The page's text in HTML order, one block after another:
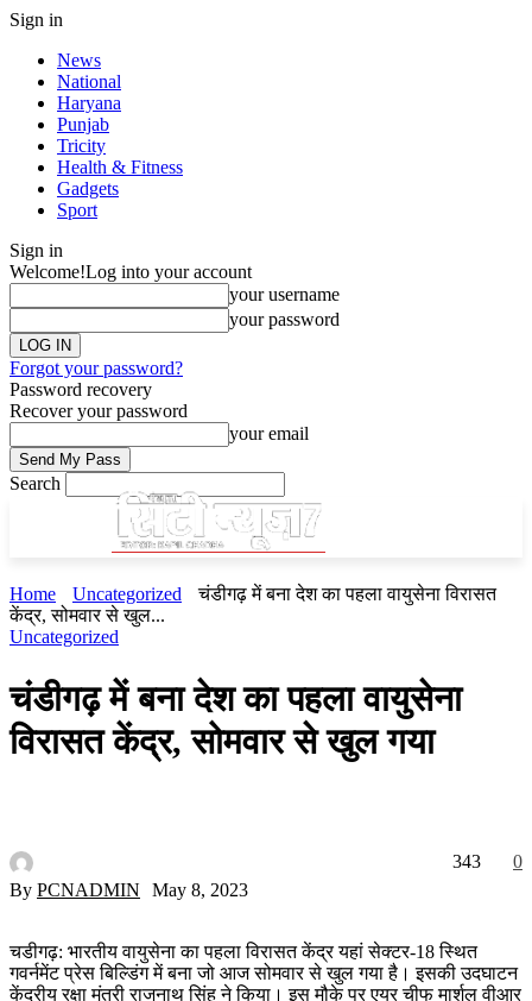
Sign in
News
National
Haryana
Punjab
Tricity
Health & Fitness
Gadgets
Sport
Sign in
Welcome!Log into your account
your username
your password
Forgot your password?
Password recovery
Recover your password
your email
Search
Home Uncategorized
चंडीगढ़ में बना देश का पहला वायुसेना विरासत
केंद्र, सोमवार से खुल...
Uncategorized
चंडीगढ़ में बना देश का पहला वायुसेना
विरासत केंद्र, सोमवार से खुल गया
By PCNADMIN May 8, 2023
0
343
चडीगढ़: भारतीय वायुसेना का पहला विरासत केंद्र यहां सेक्टर-18 स्थित
गवर्नमेंट प्रेस बिल्डिंग में बना जो आज सोमवार से खुल गया है। इसकी उदघाटन
केंद्रीय रक्षा मंत्री राजनाथ सिंह ने किया। इस मौके पर एयर चीफ मार्शल वीआर